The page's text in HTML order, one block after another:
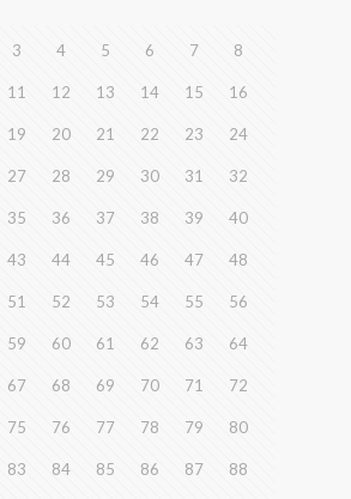
3 4 5 6 7 8
11 12 13 14 15 16
19 20 21 22 23 24
27 28 29 30 31 32
35 36 37 38 39 40
43 44 45 46 47 48
51 52 53 54 55 56
59 60 61 62 63 64
67 68 69 70 71 72
75 76 77 78 79 80
83 84 85 86 87 88